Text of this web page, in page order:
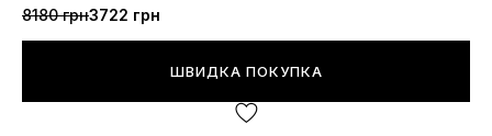
8180 грн3722 грн
ШВИДКА ПОКУПКА